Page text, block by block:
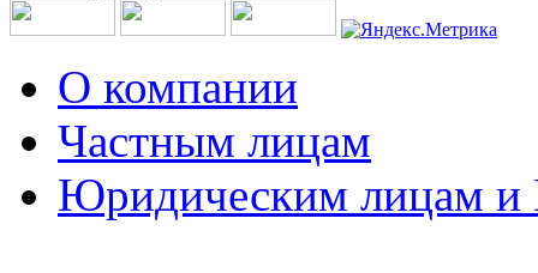
О компании
Частным лицам
Юридическим лицам